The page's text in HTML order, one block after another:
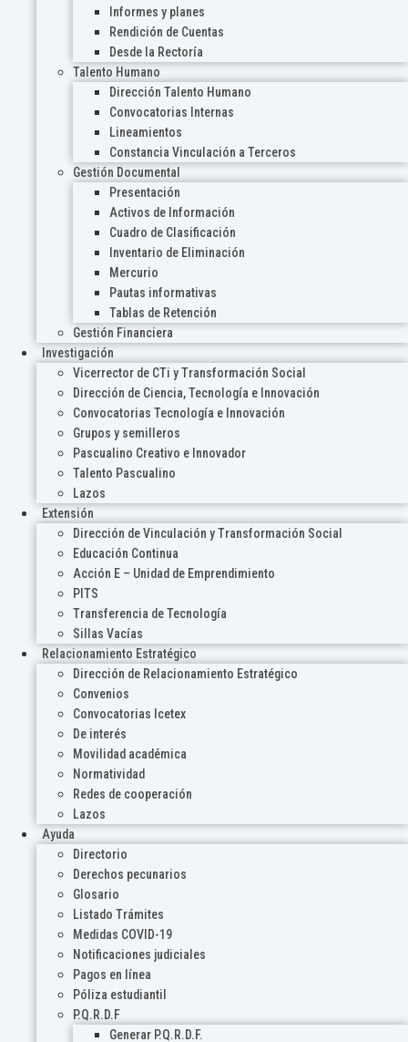
Informes y planes
Rendición de Cuentas
Desde la Rectoría
Talento Humano
Dirección Talento Humano
Convocatorias Internas
Lineamientos
Constancia Vinculación a Terceros
Gestión Documental
Presentación
Activos de Información
Cuadro de Clasificación
Inventario de Eliminación
Mercurio
Pautas informativas
Tablas de Retención
Gestión Financiera
Investigación
Vicerrector de CTi y Transformación Social
Dirección de Ciencia, Tecnología e Innovación
Convocatorias Tecnología e Innovación
Grupos y semilleros
Pascualino Creativo e Innovador
Talento Pascualino
Lazos
Extensión
Dirección de Vinculación y Transformación Social
Educación Continua
Acción E – Unidad de Emprendimiento
PITS
Transferencia de Tecnología
Sillas Vacías
Relacionamiento Estratégico
Dirección de Relacionamiento Estratégico
Convenios
Convocatorias Icetex
De interés
Movilidad académica
Normatividad
Redes de cooperación
Lazos
Ayuda
Directorio
Derechos pecunarios
Glosario
Listado Trámites
Medidas COVID-19
Notificaciones judiciales
Pagos en línea
Póliza estudiantil
P.Q.R.D.F
Generar P.Q.R.D.F.